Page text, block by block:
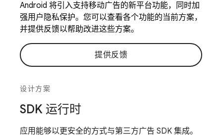
Android 将引入支持移动广告的新平台功能，同时加
强用户隐私保护。您可以查看各个功能的当前方案，
并提供反馈以帮助改进这些方案。
提供反馈
设计方案
SDK 运行时
应用能够以更安全的方式与第三方广告 SDK 集成。